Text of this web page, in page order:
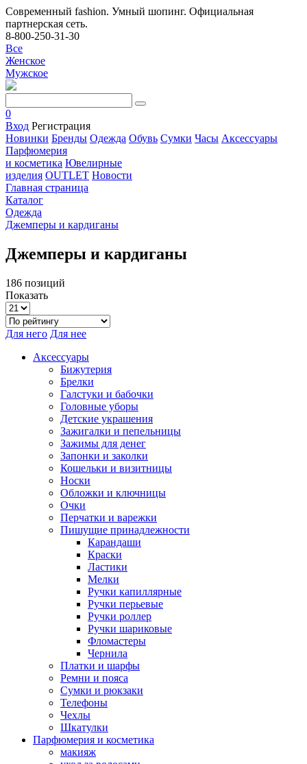
Современный fashion. Умный шопинг. Официальная
партнерская сеть.
8-800-250-31-30
Все
Женское
Мужское
0
Вход Регистрация
Новинки Бренды Одежда Обувь Сумки Часы Аксессуары
Парфюмерия
и косметика Ювелирные
изделия OUTLET Новости
Главная страница
Каталог
Одежда
Джемперы и кардиганы
Джемперы и кардиганы
186 позиций
Показать
Для него Для нее
Аксессуары
Бижутерия
Брелки
Галстуки и бабочки
Головные уборы
Детские украшения
Зажигалки и пепельницы
Зажимы для денег
Запонки и заколки
Кошельки и визитницы
Носки
Обложки и ключницы
Очки
Перчатки и варежки
Пишущие принадлежности
Карандаши
Краски
Ластики
Мелки
Ручки капиллярные
Ручки перьевые
Ручки роллер
Ручки шариковые
Фломастеры
Чернила
Платки и шарфы
Ремни и пояса
Сумки и рюкзаки
Телефоны
Чехлы
Шкатулки
Парфюмерия и косметика
макияж